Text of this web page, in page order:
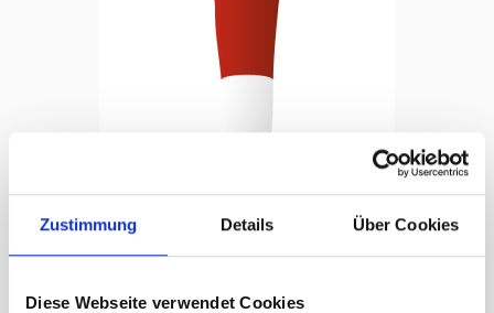
Zustimmung Details Über Cookies
Diese Webseite verwendet Cookies
Carrello
Manica segnavento, incrostato
rosso/bianco, 150 x 45 x 20 cm
CHF 225.00